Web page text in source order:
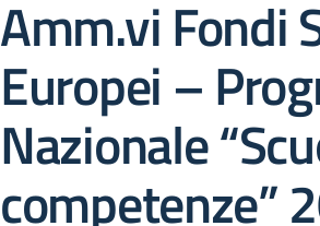
Amm.vi Fondi
Europei –
Nazionale
competenze”